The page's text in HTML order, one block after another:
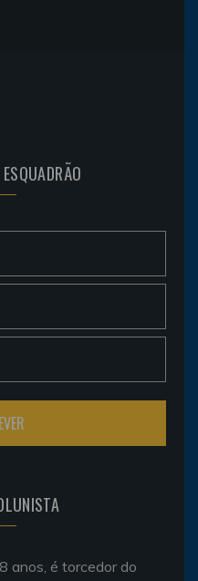
anos, é torcedor do